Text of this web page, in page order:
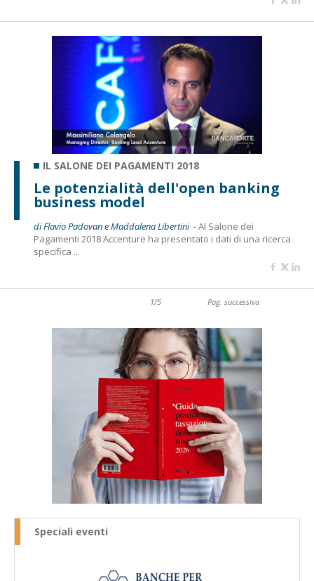
IL SALONE DEI PAGAMENTI 2018
Le potenzialità dell'open banking
business model
di Flavio Padovan e Maddalena Libertini -Al Salone dei
Pagamenti 2018 Accenture ha presentato i dati di una ricerca
specifica ...
1/5 Pag. successiva
Speciali eventi